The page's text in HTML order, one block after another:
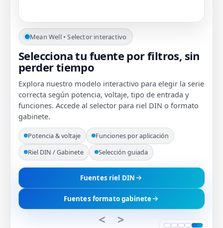
Mean Well • Selector interactivo
Selecciona tu fuente por filtros, sin
perder tiempo
Explora nuestro modelo interactivo para elegir la serie
correcta según potencia, voltaje, tipo de entrada y
funciones. Accede al selector para riel DIN o formato
gabinete.
Potencia & voltaje
Funciones por aplicación
Riel DIN / Gabinete
Selección guiada
Fuentes riel DIN
Fuentes formato gabinete
< >